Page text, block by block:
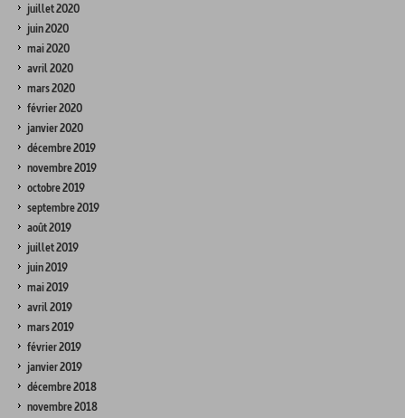
juillet 2020
juin 2020
mai 2020
avril 2020
mars 2020
février 2020
janvier 2020
décembre 2019
novembre 2019
octobre 2019
septembre 2019
août 2019
juillet 2019
juin 2019
mai 2019
avril 2019
mars 2019
février 2019
janvier 2019
décembre 2018
novembre 2018